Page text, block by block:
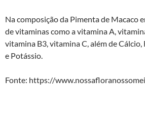
Na composição da Pimenta de Macaco
de vitaminas como a vitamina A,
vitamina B3, vitamina C, além de
e Potássio.
Fonte: https://